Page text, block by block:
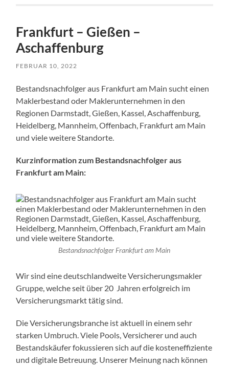
Frankfurt – Gießen –
Aschaffenburg
FEBRUAR 10, 2022
Bestandsnachfolger aus Frankfurt am Main sucht einen
Maklerbestand oder Maklerunternehmen in den
Regionen Darmstadt, Gießen, Kassel, Aschaffenburg,
Heidelberg, Mannheim, Offenbach, Frankfurt am Main
und viele weitere Standorte.
Kurzinformation zum Bestandsnachfolger aus
Frankfurt am Main:
Bestandsnachfolger Frankfurt am Main
Wir sind eine deutschlandweite Versicherungsmakler
Gruppe, welche seit über 20 Jahren erfolgreich im
Versicherungsmarkt tätig sind.
Die Versicherungsbranche ist aktuell in einem sehr
starken Umbruch. Viele Pools, Versicherer und auch
Bestandskäufer fokussieren sich auf die kosteneffiziente
und digitale Betreuung. Unserer Meinung nach können